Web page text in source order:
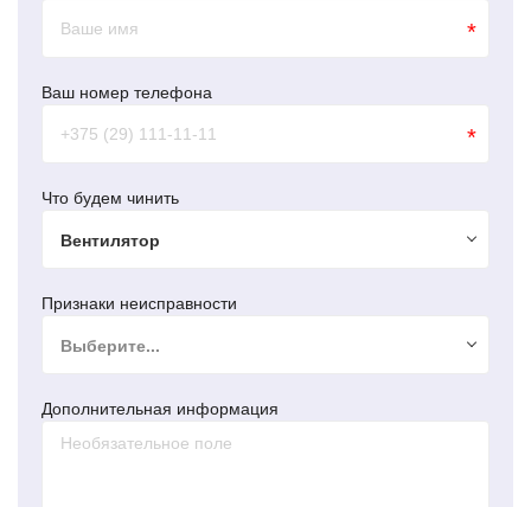
*
Ваш номер телефона
*
Что будем чинить
Вентилятор
Признаки неисправности
Выберите...
Дополнительная информация